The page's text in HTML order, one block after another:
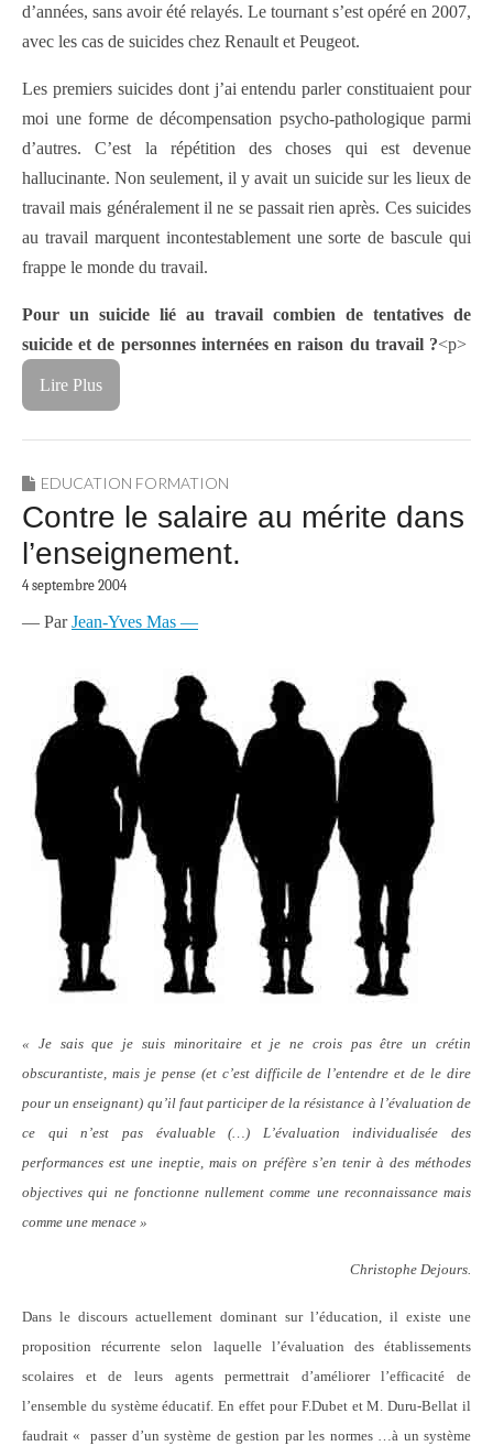
d’années, sans avoir été relayés. Le tournant s’est opéré en 2007,
avec les cas de suicides chez Renault et Peugeot.
Les premiers suicides dont j’ai entendu parler constituaient pour
moi une forme de décompensation psycho-pathologique parmi
d’autres. C’est la répétition des choses qui est devenue
hallucinante. Non seulement, il y avait un suicide sur les lieux de
travail mais généralement il ne se passait rien après. Ces suicides
au travail marquent incontestablement une sorte de bascule qui
frappe le monde du travail.
Pour un suicide lié au travail combien de tentatives de
suicide et de personnes internées en raison du travail ?<p>
Lire Plus
EDUCATION FORMATION
Contre le salaire au mérite dans
l’enseignement.
4 septembre 2004
— ParJean-Yves Mas —
« Je sais que je suis minoritaire et je ne crois pas être un crétin
obscurantiste, mais je pense (et c’est difficile de l’entendre et de le dire
pour un enseignant) qu’il faut participer de la résistance à l’évaluation de
ce qui n’est pas évaluable (…) L’évaluation individualisée des
performances est une ineptie, mais on préfère s’en tenir à des méthodes
objectives qui ne fonctionne nullement comme une reconnaissance mais
comme une menace »
Christophe Dejours.
Dans le discours actuellement dominant sur l’éducation, il existe une
proposition récurrente selon laquelle l’évaluation des établissements
scolaires et de leurs agents permettrait d’améliorer l’efficacité de
l’ensemble du système éducatif. En effet pour F.Dubet et M. Duru-Bellat il
faudrait « passer d’un système de gestion par les normes …à un système